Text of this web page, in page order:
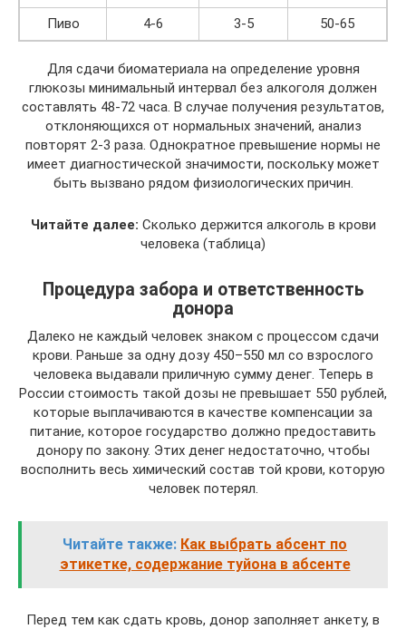
Пиво 4-6 3-5 50-65
Для сдачи биоматериала на определение уровня
глюкозы минимальный интервал без алкоголя должен
составлять 48-72 часа. В случае получения результатов,
отклоняющихся от нормальных значений, анализ
повторят 2-3 раза. Однократное превышение нормы не
имеет диагностической значимости, поскольку может
быть вызвано рядом физиологических причин.
Читайте далее: Сколько держится алкоголь в крови
человека (таблица)
Процедура забора и ответственность
донора
Далеко не каждый человек знаком с процессом сдачи
крови. Раньше за одну дозу 450–550 мл со взрослого
человека выдавали приличную сумму денег. Теперь в
России стоимость такой дозы не превышает 550 рублей,
которые выплачиваются в качестве компенсации за
питание, которое государство должно предоставить
донору по закону. Этих денег недостаточно, чтобы
восполнить весь химический состав той крови, которую
человек потерял.
Читайте также: Как выбрать абсент по
этикетке, содержание туйона в абсенте
Перед тем как сдать кровь, донор заполняет анкету, в